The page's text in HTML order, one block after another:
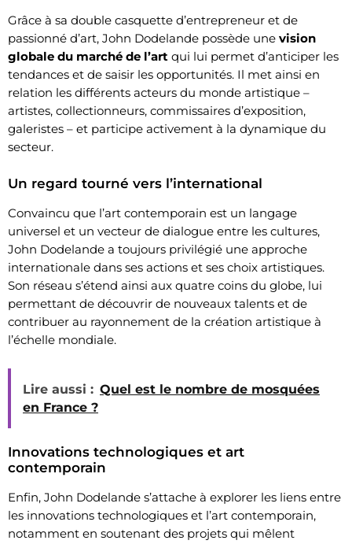
Grâce à sa double casquette d’entrepreneur et de
passionné d’art, John Dodelande possède une vision
globale du marché de l’art qui lui permet d’anticiper les
tendances et de saisir les opportunités. Il met ainsi en
relation les différents acteurs du monde artistique –
artistes, collectionneurs, commissaires d’exposition,
galeristes – et participe activement à la dynamique du
secteur.
Un regard tourné vers l’international
Convaincu que l’art contemporain est un langage
universel et un vecteur de dialogue entre les cultures,
John Dodelande a toujours privilégié une approche
internationale dans ses actions et ses choix artistiques.
Son réseau s’étend ainsi aux quatre coins du globe, lui
permettant de découvrir de nouveaux talents et de
contribuer au rayonnement de la création artistique à
l’échelle mondiale.
Lire aussi : Quel est le nombre de mosquées
en France ?
Innovations technologiques et art
contemporain
Enfin, John Dodelande s’attache à explorer les liens entre
les innovations technologiques et l’art contemporain,
notamment en soutenant des projets qui mêlent